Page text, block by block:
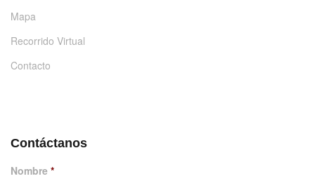
Mapa
Recorrido Virtual
Contacto
Contáctanos
Nombre *